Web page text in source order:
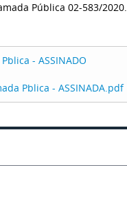
Pública 02-583/2020.
- ASSINADO
Pblica - ASSINADA.pdf